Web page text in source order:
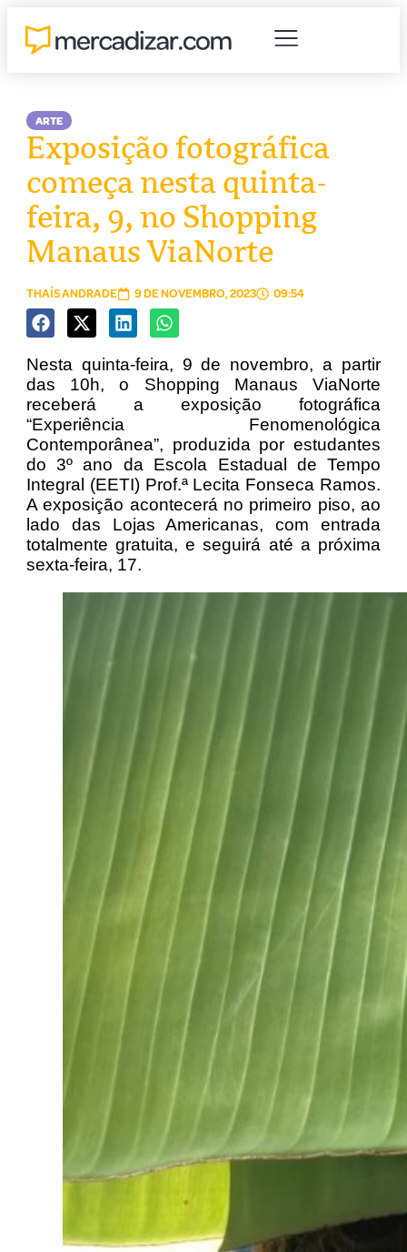
ARTE
Exposição fotográfica
começa nesta quinta-
feira, 9, no Shopping
Manaus ViaNorte
THAÍS ANDRADE 9 DE NOVEMBRO, 2023 09:54
Nesta quinta-feira, 9 de novembro, a partir
das 10h, o Shopping Manaus ViaNorte
receberá a exposição fotográfica
“Experiência Fenomenológica
Contemporânea”, produzida por estudantes
do 3º ano da Escola Estadual de Tempo
Integral (EETI) Prof.ª Lecita Fonseca Ramos.
A exposição acontecerá no primeiro piso, ao
lado das Lojas Americanas, com entrada
totalmente gratuita, e seguirá até a próxima
sexta-feira, 17.